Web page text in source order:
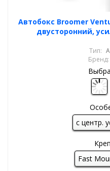
Автобокс Broomer
двусторонний,
Тип:
Бренд:
с центр.
Fast